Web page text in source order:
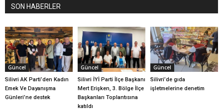
SON HABERLER
Güncel
Silivri AK Parti’den Kadın
Emek Ve Dayanışma
Günleri’ne destek
Güncel
Silivri İYİ Parti İlçe Başkanı
Mert Erişken, 3. Bölge İlçe
Başkanları Toplantısına
katıldı
Güncel
Silivri’de gıda
işletmelerine denetim